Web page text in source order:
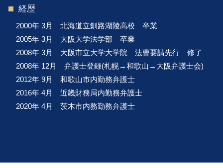
経歴
2000年 3月 北海道立釧路湖陵高校 卒業
2005年 3月 大阪大学法学部 卒業
2008年 3月 大阪市立大学大学院 法曹要請先行 修了
2008年 12月 弁護士登録(札幌→和歌山→大阪弁護士会)
2012年 9月 和歌山市内勤務弁護士
2016年 4月 近畿財務局内勤務弁護士
2020年 4月 茨木市内務勤務弁護士